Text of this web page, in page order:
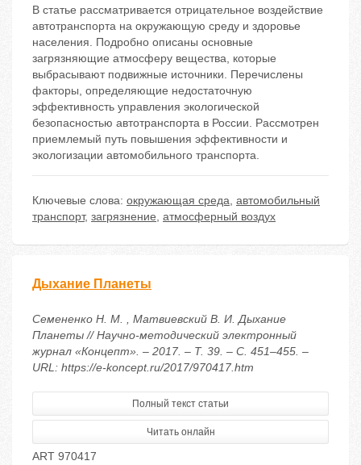
В статье рассматривается отрицательное воздействие
автотранспорта на окружающую среду и здоровье
населения. Подробно описаны основные
загрязняющие атмосферу вещества, которые
выбрасывают подвижные источники. Перечислены
факторы, определяющие недостаточную
эффективность управления экологической
безопасностью автотранспорта в России. Рассмотрен
приемлемый путь повышения эффективности и
экологизации автомобильного транспорта.
Ключевые слова: окружающая среда, автомобильный
транспорт, загрязнение, атмосферный воздух
Дыхание Планеты
Семененко Н. М. , Матвиевский В. И. Дыхание
Планеты // Научно-методический электронный
журнал «Концепт». – 2017. – Т. 39. – С. 451–455. –
URL: https://e-koncept.ru/2017/970417.htm
Полный текст статьи
Читать онлайн
ART 970417